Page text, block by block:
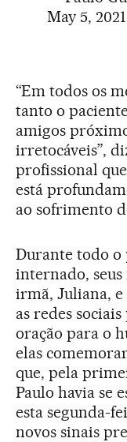
May 5, 2021
“Em todos os
tanto o
amigos
irretocáveis”,
profissional
está
ao sofrimento
Durante todo o
internado,
irmã, Juliana, e
as redes
oração para o
elas
que, pela
Paulo havia se
esta segunda-
novos sinais